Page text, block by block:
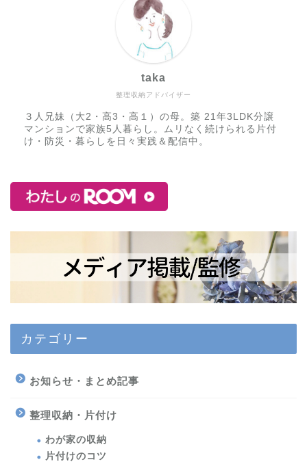
整理収納アドバイザー
taka
３人兄妹（大2・高3・高１）の母。築 21年3LDK分譲
マンションで家族5人暮らし。ムリなく続けられる片付
け・防災・暮らしを日々実践＆配信中。
カテゴリー
お知らせ・まとめ記事
整理収納・片付け
わが家の収納
片付けのコツ